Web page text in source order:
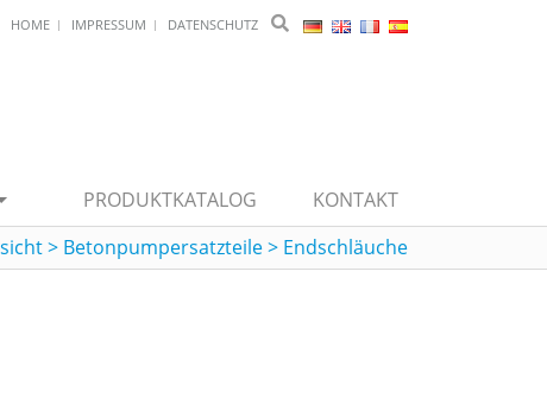
HOME IMPRESSUM DATENSCHUTZ
PRODUKTKATALOG
KONTAKT
> Betonpumpersatzteile> Endschläuche